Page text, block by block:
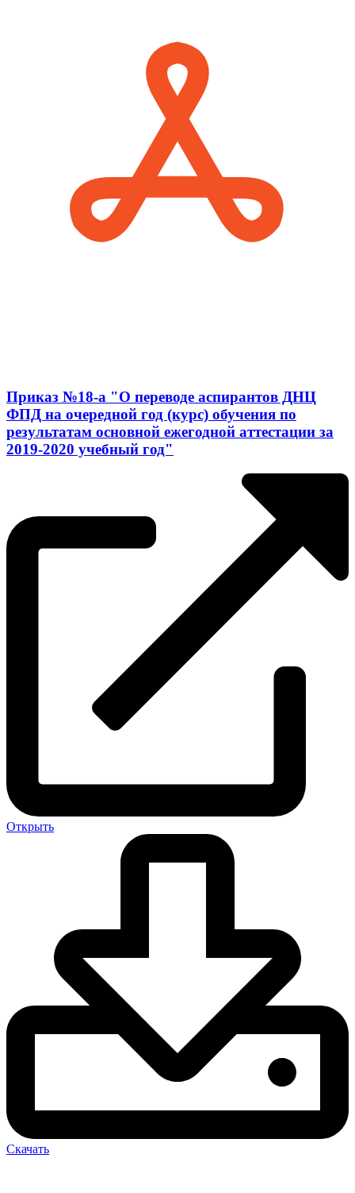
Приказ №18-a "О переводе аспирантов ДНЦ
ФПД на очередной год (курс) обучения по
результатам основной ежегодной аттестации за
2019-2020 учебный год"
Открыть
Скачать